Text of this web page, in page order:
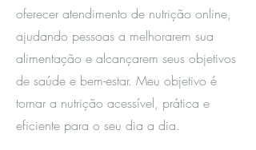
oferecer atendimento de nutrição online,
ajudando pessoas a melhorarem sua
alimentação e alcançarem seus objetivos
de saúde e bem-estar. Meu objetivo é
tornar a nutrição acessível, prática e
eficiente para o seu dia a dia.